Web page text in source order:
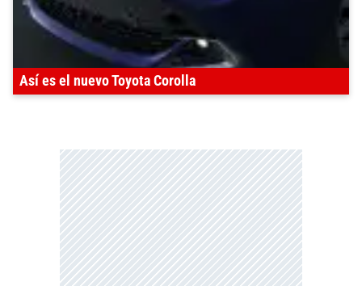
Así es el nuevo Toyota Corolla